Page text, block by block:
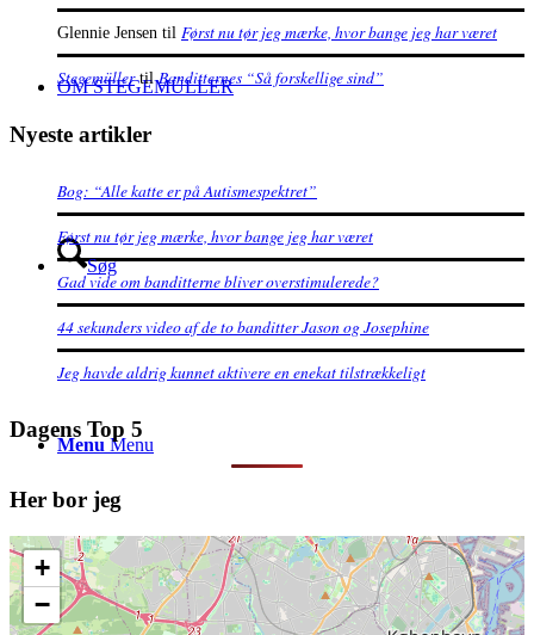
OM STEGEMÜLLER
Søg
Menu Menu
Glennie Jensen til Først nu tør jeg mærke, hvor bange jeg har været
StegemüllertilBanditternes “Så forskellige sind”
Nyeste artikler
Bog: “Alle katte er på Autismespektret”
Først nu tør jeg mærke, hvor bange jeg har været
Gad vide om banditterne bliver overstimulerede?
44 sekunders video af de to banditter Jason og Josephine
Jeg havde aldrig kunnet aktivere en enekat tilstrækkeligt
Dagens Top 5
Her bor jeg
+
−